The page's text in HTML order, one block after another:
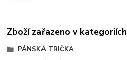
Zboží zařazeno v kategoriích
PÁNSKÁ TRIČKA